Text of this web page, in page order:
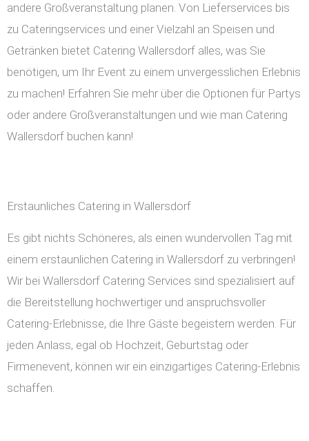
andere Großveranstaltung planen. Von Lieferservices bis
zu Cateringservices und einer Vielzahl an Speisen und
Getränken bietet Catering Wallersdorf alles, was Sie
benötigen, um Ihr Event zu einem unvergesslichen Erlebnis
zu machen! Erfahren Sie mehr über die Optionen für Partys
oder andere Großveranstaltungen und wie man Catering
Wallersdorf buchen kann!
Erstaunliches Catering in Wallersdorf
Es gibt nichts Schöneres, als einen wundervollen Tag mit
einem erstaunlichen Catering in Wallersdorf zu verbringen!
Wir bei Wallersdorf Catering Services sind spezialisiert auf
die Bereitstellung hochwertiger und anspruchsvoller
Catering-Erlebnisse, die Ihre Gäste begeistern werden. Für
jeden Anlass, egal ob Hochzeit, Geburtstag oder
Firmenevent, können wir ein einzigartiges Catering-Erlebnis
schaffen.